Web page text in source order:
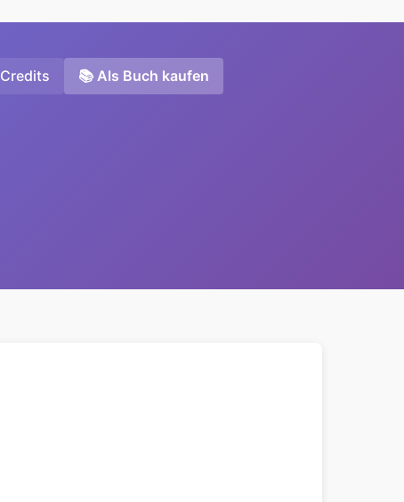
Credits 📚 Als Buch kaufen